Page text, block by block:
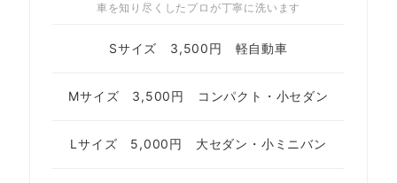
車を知り尽くしたプロが丁寧に洗います
Sサイズ 3,500円 軽自動車
Mサイズ 3,500円 コンパクト・小セダン
Lサイズ 5,000円 大セダン・小ミニバン